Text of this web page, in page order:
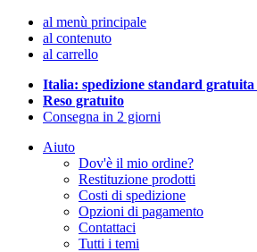
al menù principale
al contenuto
al carrello
Italia: spedizione standard gratuita
Reso gratuito
Consegna in 2 giorni
Aiuto
Dov'è il mio ordine?
Restituzione prodotti
Costi di spedizione
Opzioni di pagamento
Contattaci
Tutti i temi